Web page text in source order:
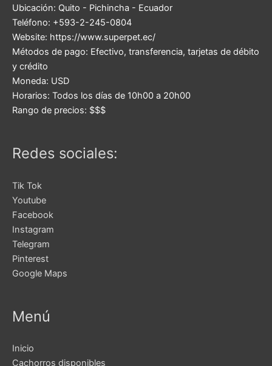
Ubicación: Quito - Pichincha - Ecuador
Teléfono: +593-2-245-0804
Website: https://www.superpet.ec/
Métodos de pago: Efectivo, transferencia, tarjetas de débito
y crédito
Moneda: USD
Horarios: Todos los días de 10h00 a 20h00
Rango de precios: $$$
Redes sociales:
Tik Tok
Youtube
Facebook
Instagram
Telegram
Pinterest
Google Maps
Menú
Inicio
Cachorros disponibles